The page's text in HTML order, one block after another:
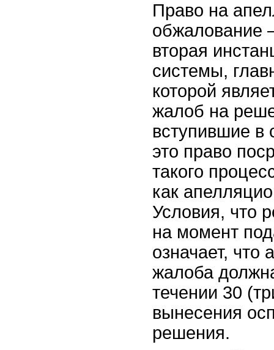
Право на
обжалование
вторая
системы,
которой
жалоб на
вступившие в
это право
такого
как
Условия, что
на момент
означает, что
жалоба
течении 30
вынесения
решения.